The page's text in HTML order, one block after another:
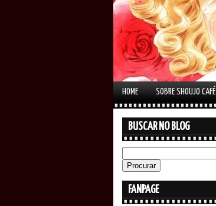
HOME SOBRE SHOUJO CAFÉ
BUSCAR NO BLOG
FANPAGE